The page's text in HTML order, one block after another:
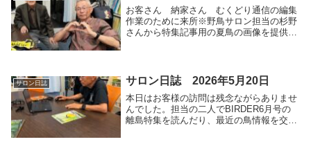
お客さん 納家さん むくどり通信の編集
作業のために来所※野鳥サロン担当の杉野
さんから特集記事用の夏鳥の画像を提供し
信の...
サロン日誌 サロン日誌 2026年5月20日
本日はお客様の訪問は残念ながらありませ
んでした。担当の二人でBIRDER6月号の
離島特集を読んだり、最近の鳥情報を交換